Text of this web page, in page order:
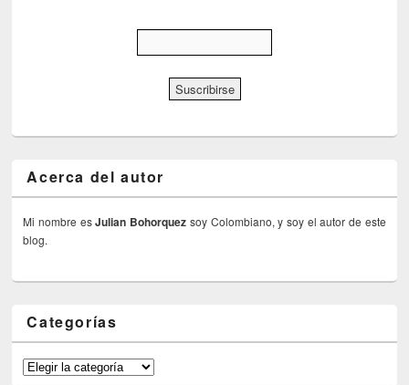
Acerca del autor
Mi nombre esJulian Bohorquez soy Colombiano, y soy el autor de este
blog.
Categorías
Categorías